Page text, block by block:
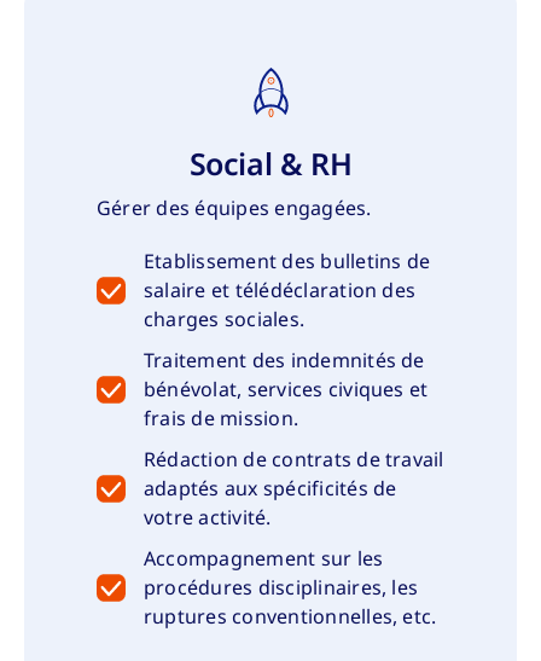
Social & RH
Gérer des équipes engagées.
Etablissement des bulletins de
salaire et télédéclaration des
charges sociales.
Traitement des indemnités de
bénévolat, services civiques et
frais de mission.
Rédaction de contrats de travail
adaptés aux spécificités de
votre activité.
Accompagnement sur les
procédures disciplinaires, les
ruptures conventionnelles, etc.